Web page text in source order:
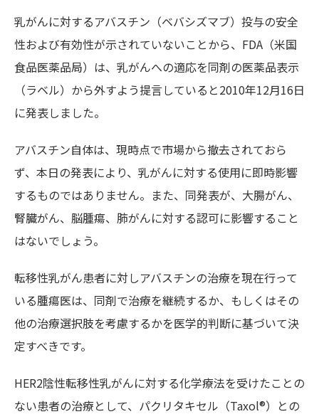
乳がんに対するアバスチン（ベバシズマブ）投与の安全
性および有効性が示されていないことから、FDA（米国
食品医薬品局）は、乳がんへの適応を同剤の医薬品表示
（ラベル）から外すよう提言していると2010年12月16日
に発表しました。
アバスチン自体は、現時点で市場から撤去されておら
ず、本日の発表により、乳がんに対する使用に即時影響
するものではありません。また、同発表が、大腸がん、
腎臓がん、脳腫瘍、肺がんに対する認可に影響すること
はないでしょう。
転移性乳がん患者に対しアバスチンの治療を現在行って
いる腫瘍医は、同剤で治療を継続するか、もしくはその
他の治療選択肢を考慮するかを医学的判断に基づいて決
定すべきです。
HER2陰性転移性乳がんに対する化学療法を受けたことの
ない患者の治療として、パクリタキセル（Taxol®）との